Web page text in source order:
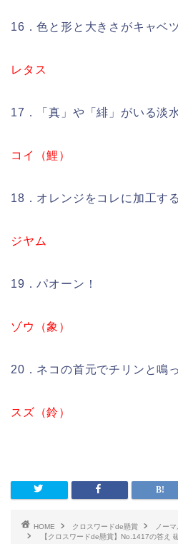
16．色と形と大きさがキャベ
レタス
17．「真」や「緋」がいる淡
コイ（鯉）
18．オレンジをコレに加工す
ジヤム
19．パオーン！
ゾウ（象）
20．ネコの首元でチリンと鳴
スズ（鈴）
HOME クロスワードde懸賞
ノーマ
【クロスワードde懸賞】No.1417の答え